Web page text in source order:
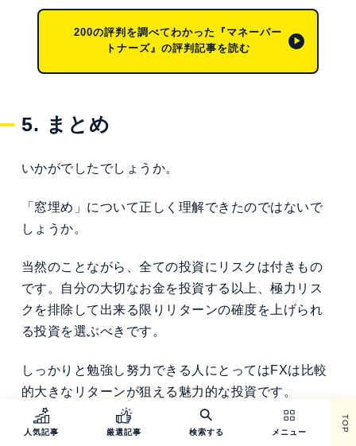
200の評判を調べてわかった『マネーパー
トナーズ』の評判記事を読む
5. まとめ
いかがでしたでしょうか。
「窓埋め」について正しく理解できたのではないで
しょうか。
当然のことながら、全ての投資にリスクは付きもの
です。自分の大切なお金を投資する以上、極力リス
クを排除して出来る限りリターンの確度を上げられ
る投資を選ぶべきです。
しっかりと勉強し努力できる人にとってはFXは比較
的大きなリターンが狙える魅力的な投資です。
上記の内容をしっかりと理解した上で後悔しない投
人気記事 厳選記事 検索する メニュー TOP